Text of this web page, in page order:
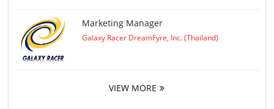
Marketing Manager
Galaxy Racer DreamFyre, Inc. (Thailand)
VIEW MORE